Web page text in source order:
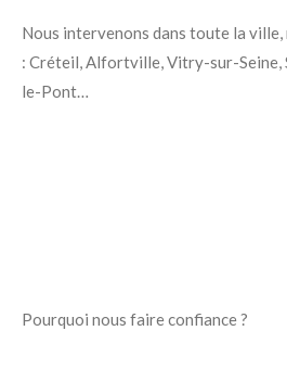
Nous intervenons dans toute la ville,
: Créteil, Alfortville, Vitry-sur-Seine,
le-Pont…
Pourquoi nous faire confiance ?